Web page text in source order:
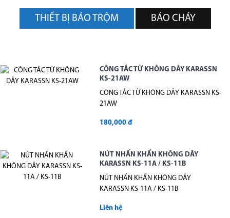
THIẾT BỊ BÁO TRỘM BÁO CHÁY
CÔNG TẮC TỪ KHÔNG DÂY KARASSN
KS-21AW
CÔNG TẮC TỪ KHÔNG DÂY KARASSN KS-
21AW
180,000 đ
NÚT NHẤN KHẨN KHÔNG DÂY
KARASSN KS-11A / KS-11B
NÚT NHẤN KHẨN KHÔNG DÂY
KARASSN KS-11A / KS-11B
Liên hệ